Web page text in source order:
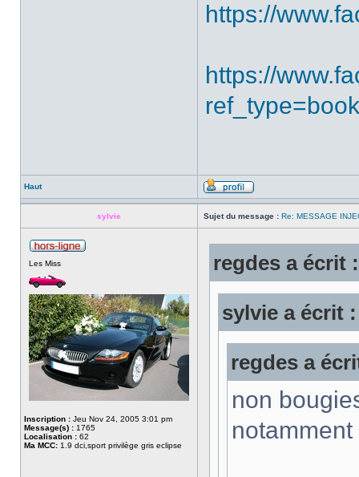
https://
https://
Haut
sylvie Sujet du message : Re: MESSAGE
Les Miss
Inscription : Jeu Nov 24, 2005 3:01 pm
Message(s) : 1765
Localisation : 62
Ma MCC: 1.9 dci,sport privilège gris eclipse
regdes a écrit :
sylvie a écrit :
regdes a
non
notamment